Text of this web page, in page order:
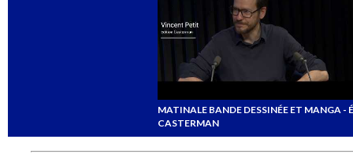
MATINALE BANDE DESSINÉE ET MANGA -
CASTERMAN